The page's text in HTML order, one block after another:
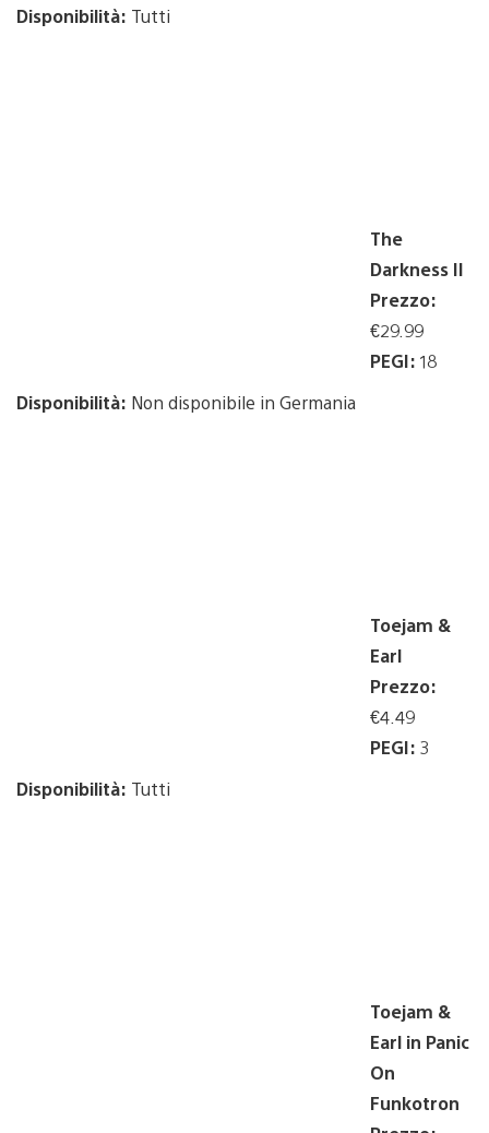
Disponibilità: Tutti
The
Darkness II
Prezzo:
€29.99
PEGI: 18
Disponibilità: Non disponibile in Germania
Toejam &
Earl
Prezzo:
€4.49
PEGI: 3
Disponibilità: Tutti
Toejam &
Earl in Panic
On
Funkotron